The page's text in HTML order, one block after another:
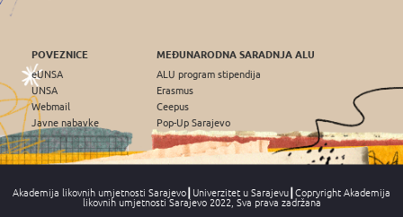
POVEZNICE
eUNSA
UNSA
Webmail
Javne nabavke
MEĐUNARODNA SARADNJA ALU
ALU program stipendija
Erasmus
Ceepus
Pop-Up Sarajevo
Akademija likovnih umjetnosti Sarajevo┃Univerzitet u Sarajevu┃Copryright Akademija
likovnih umjetnosti Sarajevo 2022, Sva prava zadržana